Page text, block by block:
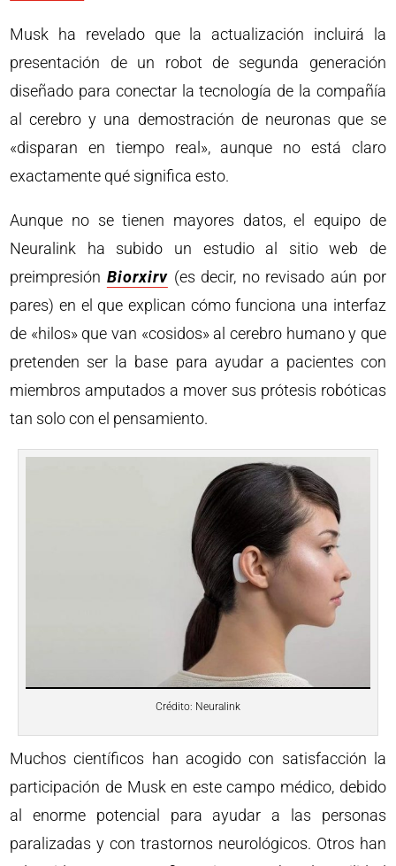
Musk ha revelado que la actualización incluirá la
presentación de un robot de segunda generación
diseñado para conectar la tecnología de la compañía
al cerebro y una demostración de neuronas que se
«disparan en tiempo real», aunque no está claro
exactamente qué significa esto.
Aunque no se tienen mayores datos, el equipo de
Neuralink ha subido un estudio al sitio web de
preimpresión Biorxirv(es decir, no revisado aún por
pares) en el que explican cómo funciona una interfaz
de «hilos» que van «cosidos» al cerebro humano y que
pretenden ser la base para ayudar a pacientes con
miembros amputados a mover sus prótesis robóticas
tan solo con el pensamiento.
Crédito: Neuralink
Muchos científicos han acogido con satisfacción la
participación de Musk en este campo médico, debido
al enorme potencial para ayudar a las personas
paralizadas y con trastornos neurológicos. Otros han